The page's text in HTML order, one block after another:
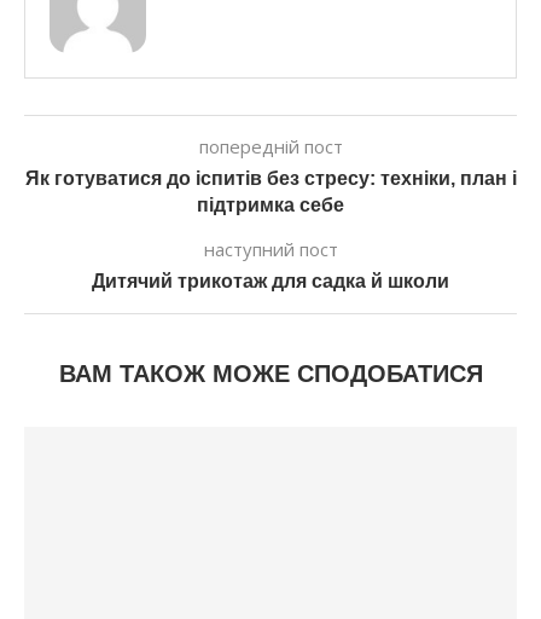
попередній пост
Як готуватися до іспитів без стресу: техніки, план і
підтримка себе
наступний пост
Дитячий трикотаж для садка й школи
ВАМ ТАКОЖ МОЖЕ СПОДОБАТИСЯ